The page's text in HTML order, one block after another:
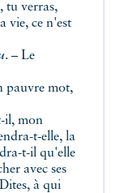
tu verras,
vie, ce n'est
. – Le
pauvre mot,
il, mon
t-elle, la
t-il qu'elle
avec ses
à qui